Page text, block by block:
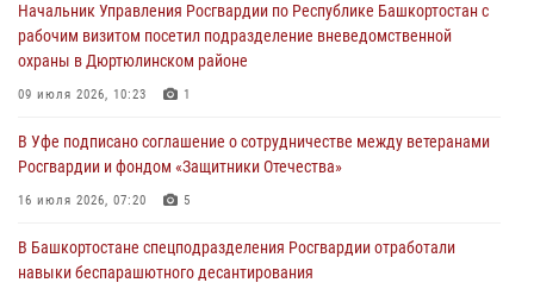
Начальник отделения учёта и комплектования Росгвардии
Башкортостана ответил на вопросы граждан
30 июля 2026, 12:54
за преступления против половой неприкосновенности (видео)
29 июля 2026, 12:01
Начальник Управления Росгвардии по Республике Башкортостан с
рабочим визитом посетил подразделение вневедомственной
охраны в Дюртюлинском районе
09 июля 2026, 10:23 1
В Уфе подписано соглашение о сотрудничестве между ветеранами
Росгвардии и фондом «Защитники Отечества»
16 июля 2026, 07:20 5
В Башкортостане спецподразделения Росгвардии отработали
навыки беспарашютного десантирования